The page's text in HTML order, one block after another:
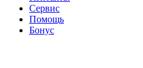
Сервис
Помощь
Бонус